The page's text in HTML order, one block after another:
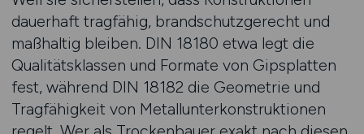
dauerhaft tragfähig, brandschutzgerecht und
maßhaltig bleiben. DIN 18180 etwa legt die
Qualitätsklassen und Formate von Gipsplatten
fest, während DIN 18182 die Geometrie und
Tragfähigkeit von Metallunterkonstruktionen